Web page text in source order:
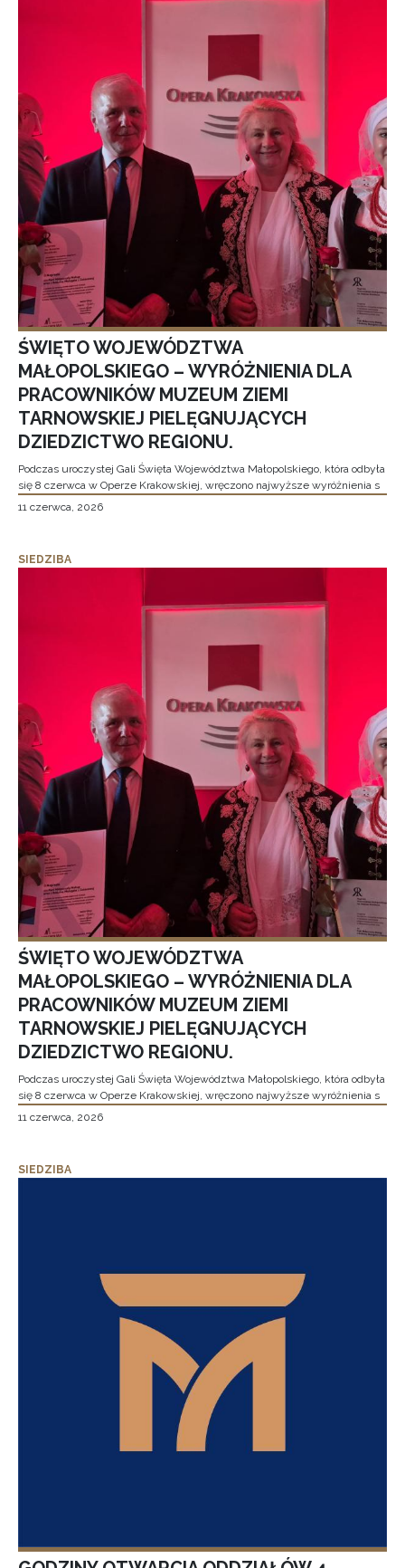
ŚWIĘTO WOJEWÓDZTWA
MAŁOPOLSKIEGO – WYRÓŻNIENIA DLA
PRACOWNIKÓW MUZEUM ZIEMI
TARNOWSKIEJ PIELĘGNUJĄCYCH
DZIEDZICTWO REGIONU.
Podczas uroczystej Gali Święta Województwa Małopolskiego, która odbyła
się 8 czerwca w Operze Krakowskiej, wręczono najwyższe wyróżnienia s
11 czerwca, 2026
SIEDZIBA
ŚWIĘTO WOJEWÓDZTWA
MAŁOPOLSKIEGO – WYRÓŻNIENIA DLA
PRACOWNIKÓW MUZEUM ZIEMI
TARNOWSKIEJ PIELĘGNUJĄCYCH
DZIEDZICTWO REGIONU.
Podczas uroczystej Gali Święta Województwa Małopolskiego, która odbyła
się 8 czerwca w Operze Krakowskiej, wręczono najwyższe wyróżnienia s
11 czerwca, 2026
SIEDZIBA